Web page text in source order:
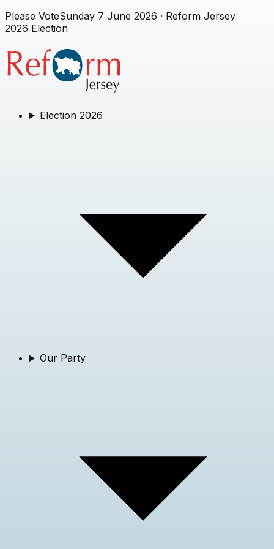
Please VoteSunday 7 June 2026 · Reform Jersey
2026 Election
Election 2026
Our Party